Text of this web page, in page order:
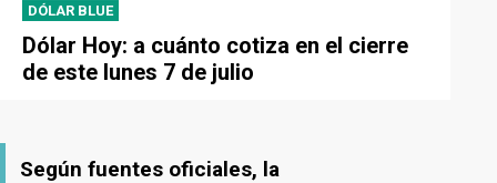
DÓLAR BLUE
Dólar Hoy: a cuánto cotiza en el cierre
de este lunes 7 de julio
Según fuentes oficiales, la